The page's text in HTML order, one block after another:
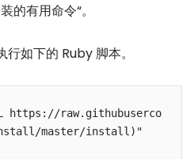
的有用命令“。
行如下的 Ruby 脚本。
https://raw.githubuserco
install/master/install)"